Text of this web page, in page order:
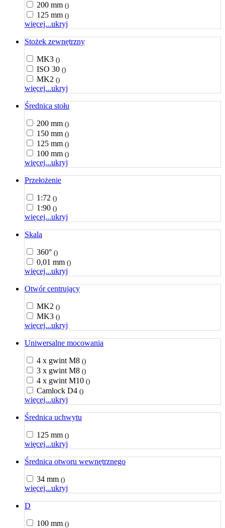
200 mm ()
125 mm ()
więcej...ukryj
Stożek zewnętrzny
MK3 ()
ISO 30 ()
MK2 ()
więcej...ukryj
Średnica stołu
200 mm ()
150 mm ()
125 mm ()
100 mm ()
więcej...ukryj
Przełożenie
1:72 ()
1:90 ()
więcej...ukryj
Skala
360° ()
0,01 mm ()
więcej...ukryj
Otwór centrujący
MK2 ()
MK3 ()
więcej...ukryj
Uniwersalne mocowania
4 x gwint M8 ()
3 x gwint M8 ()
4 x gwint M10 ()
Camlock D4 ()
więcej...ukryj
Średnica uchwytu
125 mm ()
więcej...ukryj
Średnica otworu wewnętrznego
34 mm ()
więcej...ukryj
D
100 mm ()